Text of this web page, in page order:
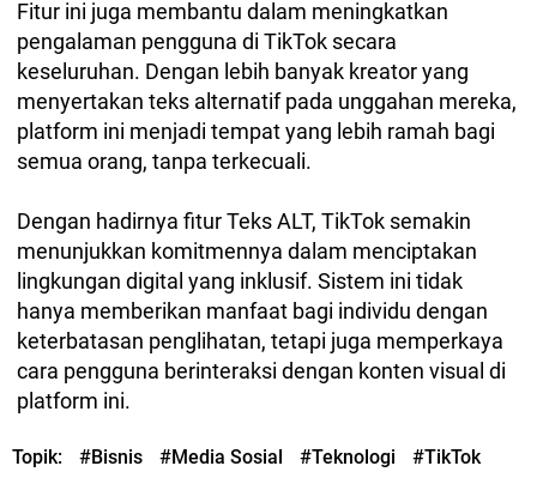
Fitur ini juga membantu dalam meningkatkan
pengalaman pengguna di TikTok secara
keseluruhan. Dengan lebih banyak kreator yang
menyertakan teks alternatif pada unggahan mereka,
platform ini menjadi tempat yang lebih ramah bagi
semua orang, tanpa terkecuali.
Dengan hadirnya fitur Teks ALT, TikTok semakin
menunjukkan komitmennya dalam menciptakan
lingkungan digital yang inklusif. Sistem ini tidak
hanya memberikan manfaat bagi individu dengan
keterbatasan penglihatan, tetapi juga memperkaya
cara pengguna berinteraksi dengan konten visual di
platform ini.
Topik: #Bisnis #Media Sosial #Teknologi #TikTok